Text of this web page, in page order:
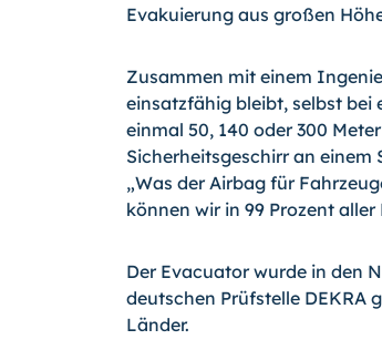
Evakuierung aus großen
Zusammen mit einem
einsatzfähig bleibt, selbst bei
einmal 50, 140 oder 300
Sicherheitsgeschirr an einem
„Was der Airbag für
können wir in 99 Prozent
Der Evacuator wurde in den
deutschen Prüfstelle DEKRA
Länder.